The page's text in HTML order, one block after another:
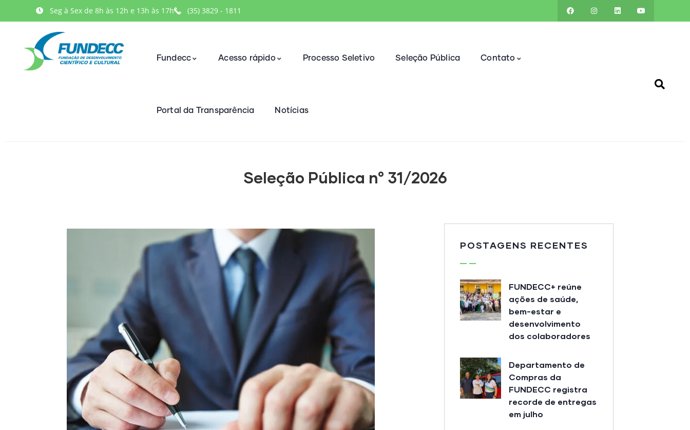
Seg à Sex de 8h às 12h e 13h às 17h (35) 3829 - 1811
Fundecc Acesso rápido Processo Seletivo Seleção Pública Contato
Portal da Transparência Notícias
Seleção Pública n° 31/2026
POSTAGENS RECENTES
FUNDECC+ reúne
ações de saúde,
bem-estar e
desenvolvimento
dos colaboradores
Departamento de
Compras da
FUNDECC registra
recorde de entregas
em julho